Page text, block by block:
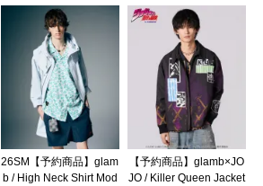
26SM【予約商品】glam
b / High Neck Shirt Mod
【予約商品】glamb×JO
JO / Killer Queen Jacket